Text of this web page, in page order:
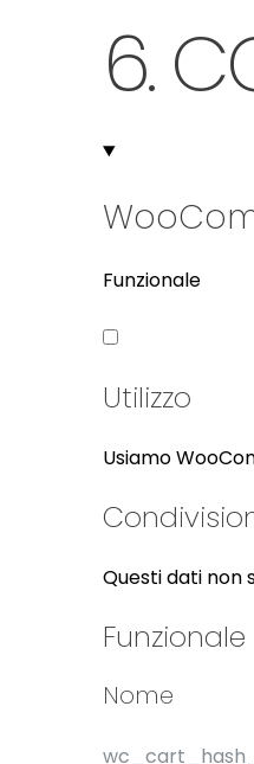
6.
Funzionale
Utilizzo
Usiamo
Questi dati non
Funzionale
Nome